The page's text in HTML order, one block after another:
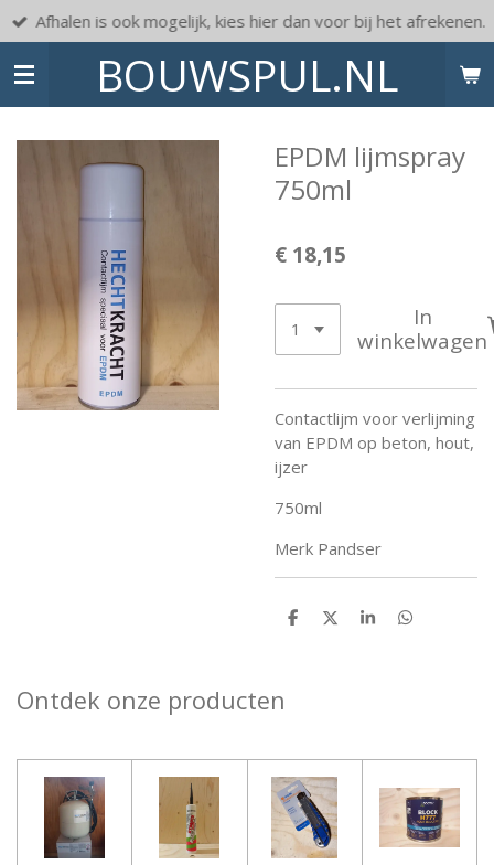
Ga
direct
naar
BOUWSPUL.NL
Afhalen is ook mogelijk, kies hier dan voor bij het afrekenen.
EPDM lijmspray
750ml
€ 18,15
In
winkelwagen
Contactlijm voor verlijming
van EPDM op beton, hout,
ijzer
750ml
Merk Pandser
D
D
S
D
Ontdek onze producten